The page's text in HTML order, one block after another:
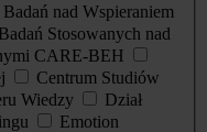
nad Wspieraniem
Stosowanych nad
CARE-BEH
Centrum Studiów
Wiedzy
Dział
Emotion